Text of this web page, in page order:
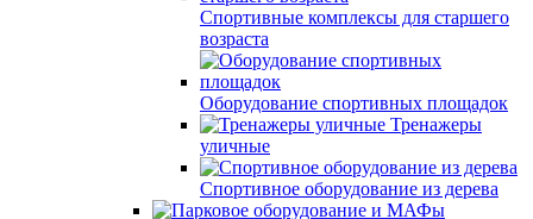
Спортивные комплексы для старшего
возраста
Оборудование спортивных площадок
Тренажеры
уличные
Спортивное оборудование из дерева